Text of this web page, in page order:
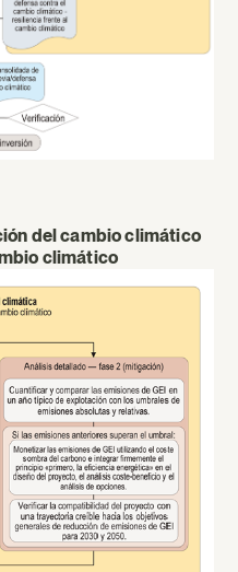
del cambio climático
climático